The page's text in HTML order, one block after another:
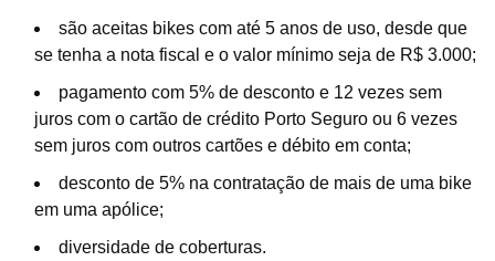
são aceitas bikes com até 5 anos de uso, desde que
se tenha a nota fiscal e o valor mínimo seja de R$ 3.000;
pagamento com 5% de desconto e 12 vezes sem
juros com o cartão de crédito Porto Seguro ou 6 vezes
sem juros com outros cartões e débito em conta;
desconto de 5% na contratação de mais de uma bike
em uma apólice;
diversidade de coberturas.